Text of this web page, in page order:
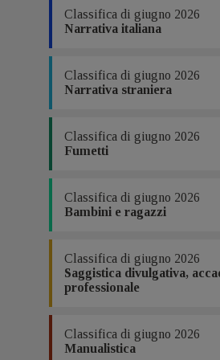
Classifica di giugno 2026
Narrativa italiana
Classifica di giugno 2026
Narrativa straniera
Classifica di giugno 2026
Fumetti
Classifica di giugno 2026
Bambini e ragazzi
Classifica di giugno 2026
Saggistica divulgativa,
professionale
Classifica di giugno 2026
Manualistica